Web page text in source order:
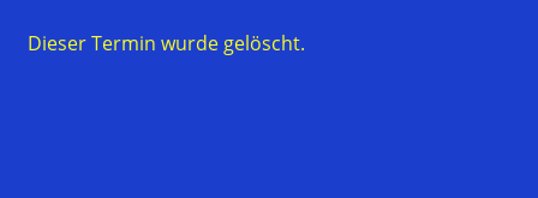
Dieser Termin wurde gelöscht.